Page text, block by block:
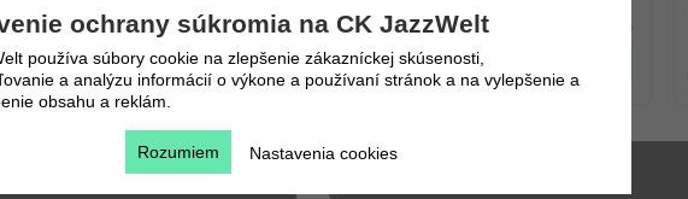
845€
384€
5 dní / 4 nocí
Vlastná
€
ochrany súkromia na CK JazzWelt
používa súbory cookie na zlepšenie zákazníckej skúsenosti,
a analýzu informácií o výkone a používaní stránok a na vylepšenie a
obsahu a reklám.
Nastavenia cookies
Rozumiem